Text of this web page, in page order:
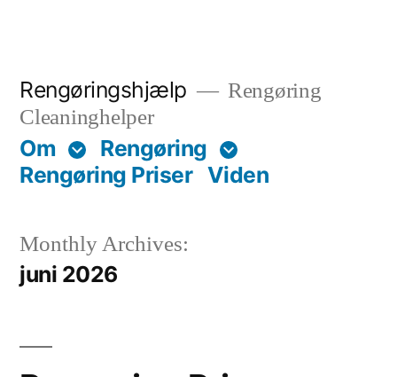
content
Rengøringshjælp
Rengøring
Cleaninghelper
Om
Rengøring
Rengøring Priser Viden
Monthly Archives:
juni 2026